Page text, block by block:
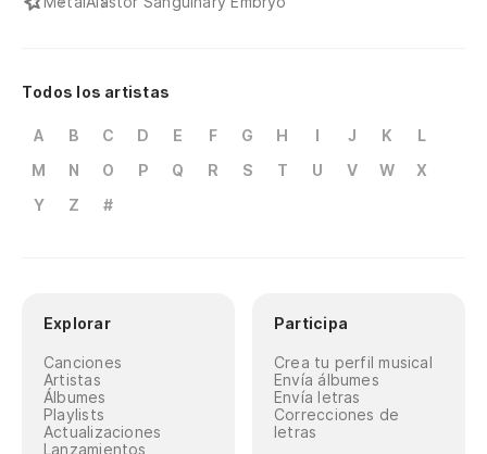
Todos los artistas
A B C D E F G H I J K
L
M
N O P Q R S T U V W
X
Y
Z #
Explorar
Canciones
Artistas
Álbumes
Playlists
Actualizaciones
Lanzamientos
Participa
Crea tu perfil musical
Envía álbumes
Envía letras
Correcciones de
letras